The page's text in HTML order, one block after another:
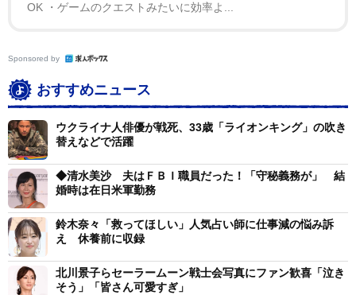
OK ・ゲームのクエストみたいに効率よ...
Sponsored by
おすすめニュース
ウクライナ人俳優が戦死、33歳「ライオンキング」の吹き
替えなどで活躍
◆清水美沙 夫はＦＢＩ職員だった！「守秘義務が」 結
婚時は在日米軍勤務
鈴木奈々「救ってほしい」人気占い師に仕事減の悩み訴
え 休養前に収録
北川景子らセーラームーン戦士会写真にファン歓喜「泣き
そう」「皆さん可愛すぎ」